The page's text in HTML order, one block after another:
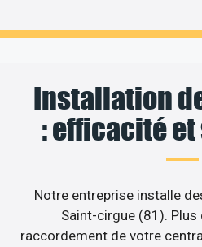
Installation
: efficacité
Notre entreprise installe
Saint-cirgue (81).
raccordement de votre